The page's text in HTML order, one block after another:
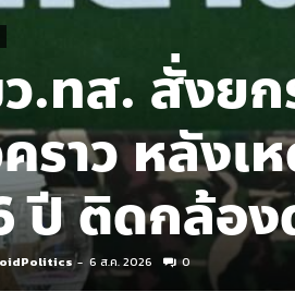
.ทส. สั่งย
ราว หลังเ
ปี ติดกล้อง
- 6 ส.ค. 2026 0